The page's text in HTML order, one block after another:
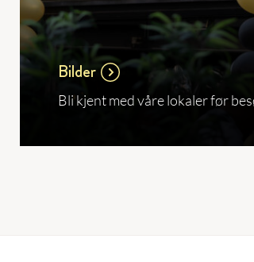
Bilder
Bli kjent med våre lokaler før